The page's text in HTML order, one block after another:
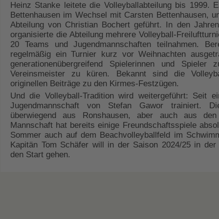
Heinz Stanke leitete die Volleyballabteilung bis 1999.
Bettenhausen im Wechsel mit Carsten Bettenhausen,
Abteilung von Christian Bochert geführt. In den
organisierte die Abteilung mehrere Volleyball-
20 Teams und Jugendmannschaften teilnahmen.
regelmäßig ein Turnier kurz vor Weihnachten
generationenübergreifend Spielerinnen und Spieler
Vereinsmeister zu küren. Bekannt sind die
originellen Beiträge zu den Kirmes-Festzügen.
Und die Volleyball-Tradition wird weitergeführt: Seit
Jugendmannschaft von Stefan Gawor trainiert.
überwiegend aus Ronshausen, aber auch aus
Mannschaft hat bereits einige Freundschaftsspiele
Sommer auch auf dem Beachvolleyballfeld im
Kapitän Tom Schäfer will in der Saison 2024/25 in
den Start gehen.